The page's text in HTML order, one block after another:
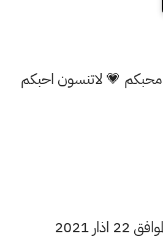
محبكم 💗 لاتنسون احبكم
2021